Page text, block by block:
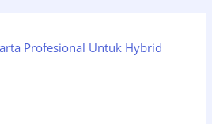
Profesional Untuk Hybrid